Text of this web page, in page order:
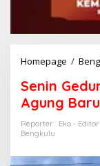
Homepage /
Senin
Agung
Reporter : Eko -
Bengkulu